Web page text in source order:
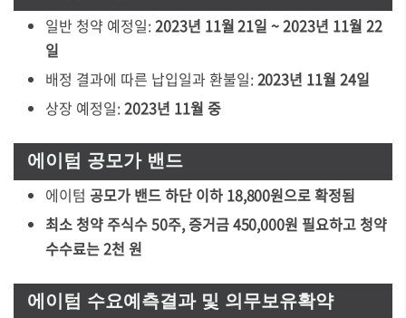
일반 청약 예정일:2023년 11월 21일 ~ 2023년 11월 22
일
배정 결과에 따른 납입일과 환불일:2023년 11월 24일
상장 예정일:2023년 11월 중
에이텀 공모가 밴드
에이텀 공모가 밴드 하단 이하 18,800원으로 확정됨
최소 청약 주식수 50주, 증거금 450,000원 필요하고 청약
수수료는 2천 원
에이텀 수요예측결과 및 의무보유확약